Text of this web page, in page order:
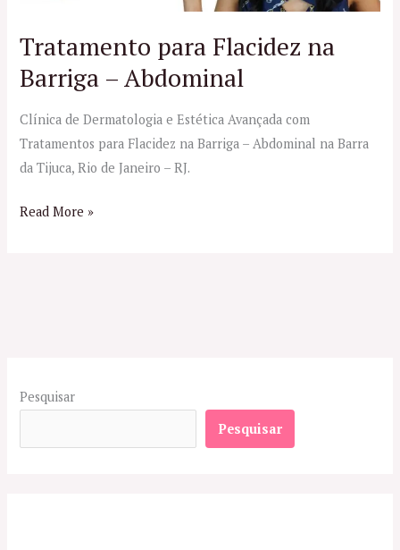
Tratamento para Flacidez na
Barriga – Abdominal
Clínica de Dermatologia e Estética Avançada com
Tratamentos para Flacidez na Barriga – Abdominal na Barra
da Tijuca, Rio de Janeiro – RJ.
Read More »
Pesquisar
Pesquisar